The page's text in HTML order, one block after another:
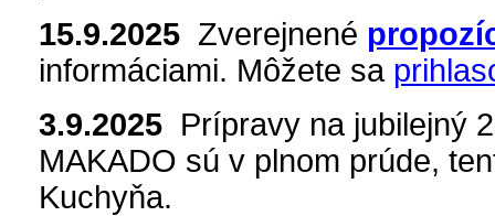
15.9.2025 Zverejnené
informáciami. Môžete sa
3.9.2025 Prípravy na jubilejný
MAKADO sú v plnom prúde,
Kuchyňa.